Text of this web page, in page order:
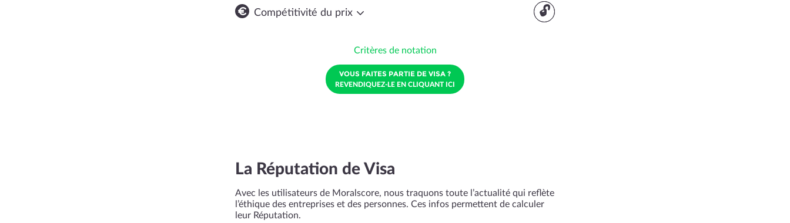
🔓
Compétitivité du prix
Critères de notation
VOUS FAITES PARTIE DE VISA ?
REVENDIQUEZ-LE EN CLIQUANT ICI
La Réputation de Visa
Avec les utilisateurs de Moralscore, nous traquons toute l’actualité qui reflète
l’éthique des entreprises et des personnes. Ces infos permettent de calculer
leur Réputation.